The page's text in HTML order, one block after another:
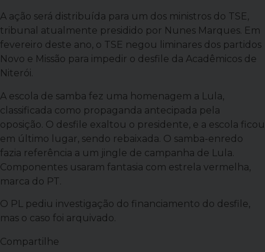
A ação será distribuída para um dos ministros do TSE,
tribunal atualmente presidido por Nunes Marques. Em
fevereiro deste ano, o TSE negou liminares dos partidos
Novo e Missão para impedir o desfile da Acadêmicos de
Niterói.
A escola de samba fez uma homenagem a Lula,
classificada como propaganda antecipada pela
oposição. O desfile exaltou o presidente, e a escola ficou
em último lugar, sendo rebaixada. O samba-enredo
fazia referência a um jingle de campanha de Lula.
Componentes usaram fantasia com estrela vermelha,
marca do PT.
O PL pediu investigação do financiamento do desfile,
mas o caso foi arquivado.
Compartilhe